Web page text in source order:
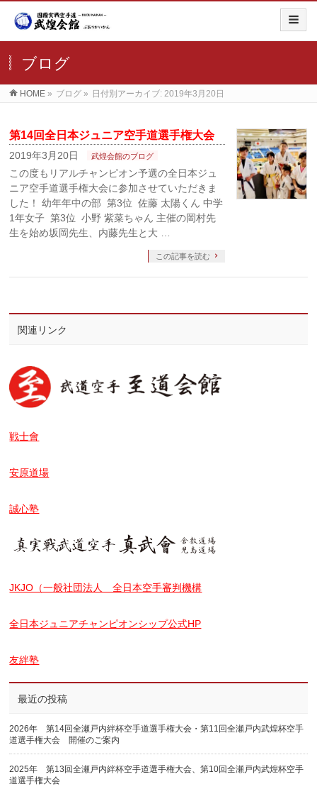
ブログ
HOME » ブログ » 日付別アーカイブ: 2019年3月20日
第14回全日本ジュニア空手道選手権大会
2019年3月20日 武煌会館のブログ
この度もリアルチャンピオン予選の全日本ジュ
ニア空手道選手権大会に参加させていただきま
した！ 幼年年中の部 第3位 佐藤 太陽くん 中学
1年女子 第3位 小野 紫菜ちゃん 主催の岡村先
生を始め坂岡先生、内藤先生と大 …
この記事を読む
関連リンク
戦士會
安原道場
誠心塾
JKJO（一般社団法人 全日本空手審判機構
全日本ジュニアチャンピオンシップ公式HP
友絆塾
最近の投稿
2026年 第14回全瀬戸内絆杯空手道選手権大会・第11回全瀬戸内武煌杯空手
道選手権大会 開催のご案内
2025年 第13回全瀬戸内絆杯空手道選手権大会、第10回全瀬戸内武煌杯空手
道選手権大会